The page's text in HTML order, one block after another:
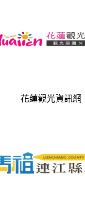
花蓮觀光資訊網